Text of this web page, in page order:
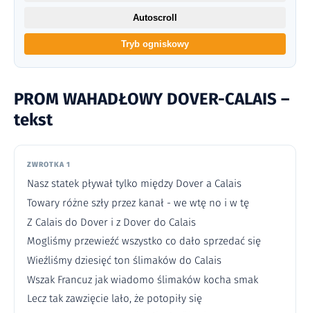
PROM WAHADŁOWY DOVER-CALAIS –
tekst
ZWROTKA 1
Nasz statek pływał tylko między Dover a Calais
Towary różne szły przez kanał - we wtę no i w tę
Z Calais do Dover i z Dover do Calais
Mogliśmy przewieźć wszystko co dało sprzedać się
Wieźliśmy dziesięć ton ślimaków do Calais
Wszak Francuz jak wiadomo ślimaków kocha smak
Lecz tak zawzięcie lało, że potopiły się
Autoscroll
Tryb ogniskowy